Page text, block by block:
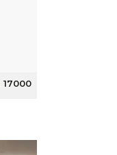
17000